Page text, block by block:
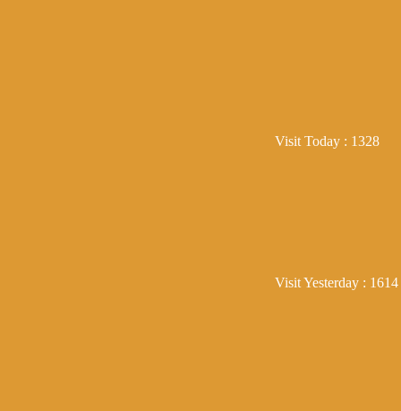
Visit Today : 1328
Visit Yesterday : 1614